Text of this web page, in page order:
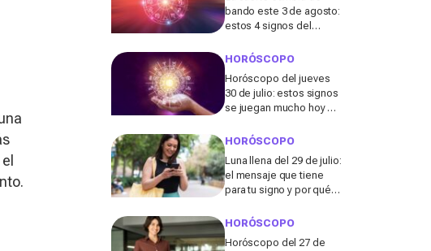
bando este 3 de agosto:
estos 4 signos del
grandes afortunados,
HORÓSCOPO
Horóscopo del jueves
30 de julio: estos signos
se juegan mucho hoy en
dinero sin darse cuenta
HORÓSCOPO
Luna llena del 29 de julio:
el mensaje que tiene
para tu signo y por qué
de actuar
HORÓSCOPO
Horóscopo del 27 de